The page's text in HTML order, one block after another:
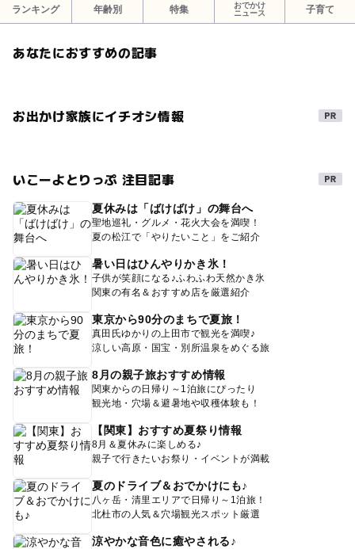
ランキング 年齢別 特集
おでかけ
ニュース
子育て
あなたにおすすめの記事
お出かけ家族にイチオシ情報
いこーよとりっぷ 注目記事
夏休みは「ばけばけ」の舞台へ
聖地巡礼・グルメ・花火大会を満喫！
夏の松江で「やりたいこと」をご紹介
暑い日はひんやりかき氷！
子供が笑顔になる♪ふわふわ天然かき氷
関東の有名＆おすすめ店を厳選紹介
東京から90分のまちで夏旅！
真田氏ゆかりの上田市で観光を満喫♪
涼しい高原・国宝・別所温泉をめぐる旅
8月の親子旅おすすめ情報
関東からの日帰り～1泊旅にぴったり
観光地・穴場＆避暑地や収穫体験も！
【関東】おすすめ夏祭り情報
8月＆夏休みに楽しめる♪
親子で行きたいお祭り・イベントが満載
夏のドライブ＆おでかけにも♪
八ヶ岳・清里エリアで日帰り～1泊旅！
北杜市の人気＆穴場観光スポット厳選
涼やかな音色に癒やされる♪